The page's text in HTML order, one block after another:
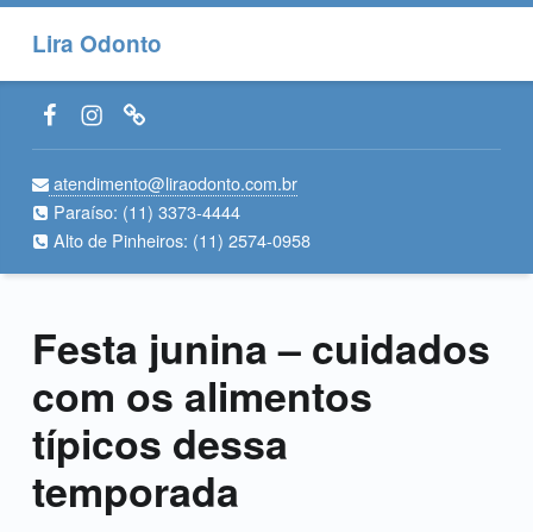
Lira Odonto
Facebook LiraOdonto
Instagram LiraOdonto
Site LiraOdonto
atendimento@liraodonto.com.br
Paraíso: (11) 3373-4444
Alto de Pinheiros: (11) 2574-0958
Festa junina – cuidados
com os alimentos
típicos dessa
temporada